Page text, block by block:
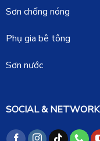
Sơn chống nóng
Phụ gia bê tông
Sơn nước
SOCIAL & NETWORK